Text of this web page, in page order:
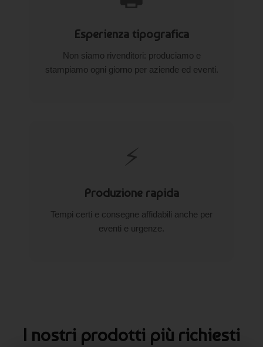
Esperienza tipografica
Non siamo rivenditori: produciamo e
stampiamo ogni giorno per aziende ed eventi.
⚡
Produzione rapida
Tempi certi e consegne affidabili anche per
eventi e urgenze.
I nostri prodotti più richiesti